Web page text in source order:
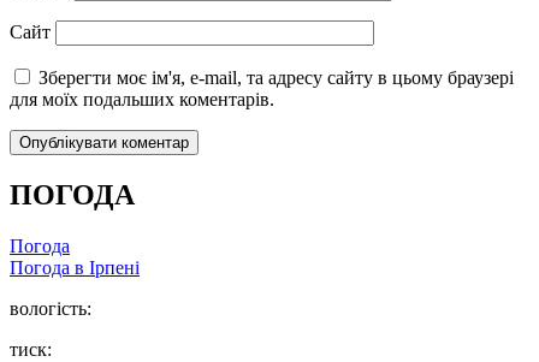
Сайт
Зберегти моє ім'я, e-mail, та адресу сайту в цьому браузері
для моїх подальших коментарів.
ПОГОДА
Погода
Погода в Ірпені
вологість:
тиск: